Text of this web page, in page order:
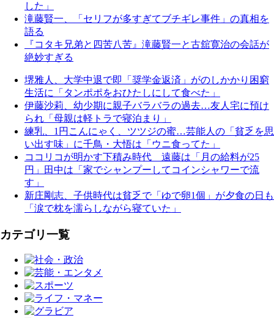
した」
滝藤賢一、「セリフが多すぎてブチギレ事件」の真相を
語る
『コタキ兄弟と四苦八苦』滝藤賢一と古舘寛治の会話が
絶妙すぎる
堺雅人、大学中退で即「奨学金返済」がのしかかり困窮
生活に「タンポポをおひたしにして食べた」
伊藤沙莉、幼少期に親子バラバラの過去…友人宅に預け
られ「母親は軽トラで寝泊まり」
練乳、1円こんにゃく、ツツジの蜜…芸能人の「貧乏を思
い出す味」に千鳥・大悟は「ウニ食ってた」
ココリコが明かす下積み時代 遠藤は「月の給料が25
円」田中は「家でシャンプーしてコインシャワーで流
す」
新庄剛志、子供時代は貧乏で「ゆで卵1個」が夕食の日も
「涙で枕を濡らしながら寝ていた」
カテゴリ一覧